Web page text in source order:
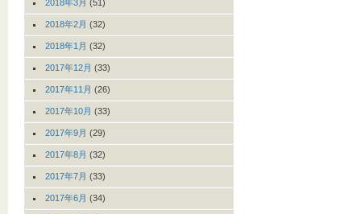
2018年3月 (51)
2018年2月 (32)
2018年1月 (32)
2017年12月 (33)
2017年11月 (26)
2017年10月 (33)
2017年9月 (29)
2017年8月 (32)
2017年7月 (33)
2017年6月 (34)